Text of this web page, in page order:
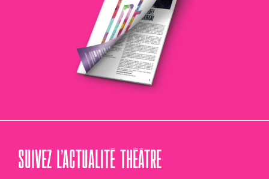
SUIVEZ L’ACTUALITÉ THÉÂTRE